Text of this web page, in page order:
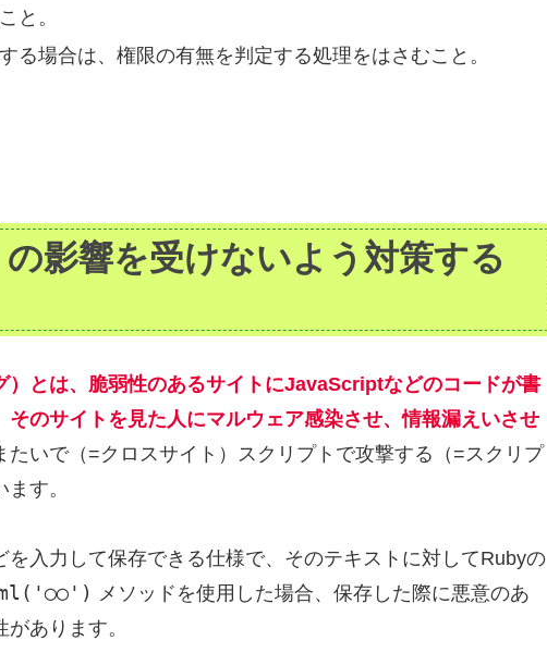
と。
る場合は、権限の有無を判定する処理をはさむこと。
の影響を受けないよう対策する
）とは、脆弱性のあるサイトにJavaScriptなどのコードが書
のサイトを見た人にマルウェア感染させ、情報漏えいさせ
たいで（=クロスサイト）スクリプトで攻撃する（=スクリプ
す。
入力して保存できる仕様で、そのテキストに対してRubyの
メソッドを使用した場合、保存した際に悪意のあ
あります。